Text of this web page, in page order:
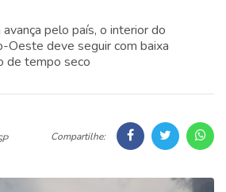
pelo país, o interior do
Oeste deve seguir com baixa
de tempo seco
Compartilhe: